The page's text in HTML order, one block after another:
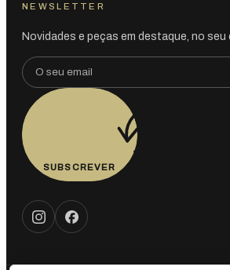
NEWSLETTER
Novidades e peças em destaque, no seu
SUBSCREVER